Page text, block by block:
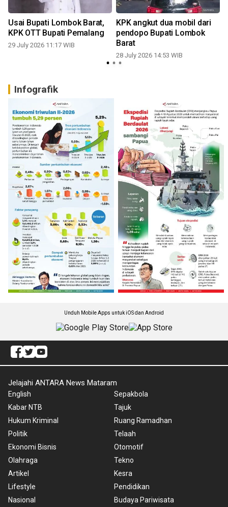
Usai Bupati Lombok Barat,
KPK OTT Bupati Pemalang
29 July 2026 11:17 WIB
KPK angkut dua mobil dari
pendopo Bupati Lombok
Barat
28 July 2026 14:53 WIB
Infografik
Unduh Mobile Apps untuk iOS dan Android
Jelajahi ANTARA News Mataram
English
Kabar NTB
Hukum Kriminal
Politik
Ekonomi Bisnis
Olahraga
Artikel
Lifestyle
Nasional
Sepakbola
Tajuk
Ruang Ramadhan
Telaah
Otomotif
Tekno
Kesra
Pendidikan
Budaya Pariwisata